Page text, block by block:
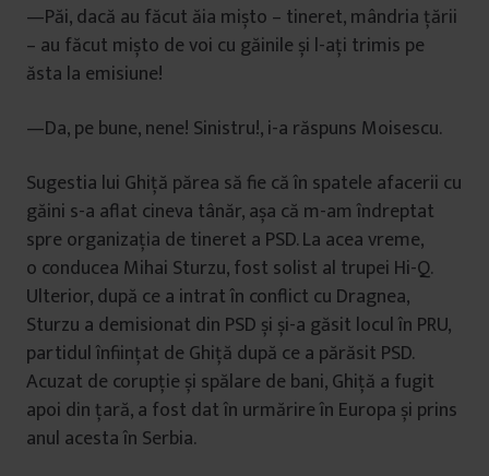
—Păi, dacă au făcut ăia mișto – tineret, mândria țării
– au făcut mișto de voi cu găinile și l-ați trimis pe
ăsta la emisiune!
—Da, pe bune, nene! Sinistru!, i-a răspuns Moisescu.
Sugestia lui Ghiță părea să fie că în spatele afacerii cu
găini s-a aflat cineva tânăr, așa că m-am îndreptat
spre organizația de tineret a PSD. La acea vreme,
o conducea Mihai Sturzu, fost solist al trupei Hi-Q.
Ulterior, după ce a intrat în conflict cu Dragnea,
Sturzu a demisionat din PSD și și-a găsit locul în PRU,
partidul înființat de Ghiță după ce a părăsit PSD.
Acuzat de corupție și spălare de bani, Ghiță a fugit
apoi din țară, a fost dat în urmărire în Europa și prins
anul acesta în Serbia.